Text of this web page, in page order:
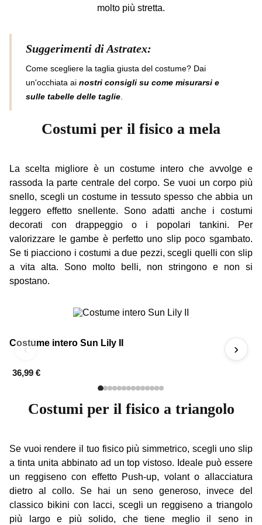
molto più stretta.
Suggerimenti di Astratex:
Come scegliere la taglia giusta del costume? Dai
un'occhiata ai nostri consigli su come misurarsi e
sulle tabelle delle taglie.
Costumi per il fisico a mela
La scelta migliore è un costume intero che avvolge e
rassoda la parte centrale del corpo. Se vuoi un corpo più
snello, scegli un costume in tessuto spesso che abbia un
leggero effetto snellente. Sono adatti anche i costumi
decorati con drappeggio o i popolari tankini. Per
valorizzare le gambe è perfetto uno slip poco sgambato.
Se ti piacciono i costumi a due pezzi, scegli quelli con slip
a vita alta. Sono molto belli, non stringono e non si
spostano.
‹
Costume intero Sun Lily II
36,99 €
›
Costumi per il fisico a triangolo
Se vuoi rendere il tuo fisico più simmetrico, scegli uno slip
a tinta unita abbinato ad un top vistoso. Ideale può essere
un reggiseno con effetto Push-up, volant o allacciatura
dietro al collo. Se hai un seno generoso, invece del
classico bikini con lacci, scegli un reggiseno a triangolo
più largo e più solido, che tiene meglio il seno in